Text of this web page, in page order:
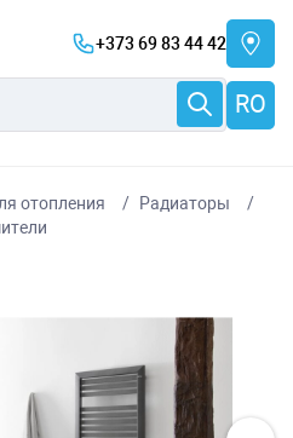
+373 69 83 44 42
RO
отопления
Радиаторы